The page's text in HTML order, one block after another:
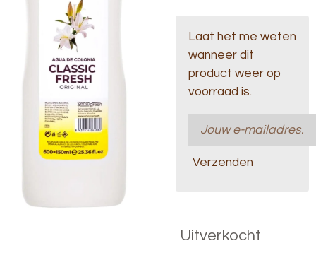
Laat het me weten
wanneer dit
product weer op
voorraad is.
Verzenden
Uitverkocht